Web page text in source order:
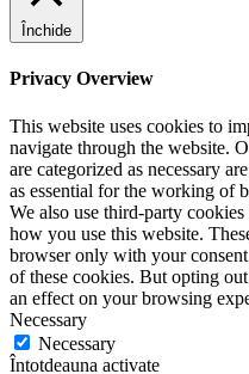
Închide
Privacy Overview
This website uses cookies to
navigate through the website.
are categorized as necessary
as essential for the working of
We also use third-party
how you use this website.
browser only with your
of these cookies. But opting
an effect on your browsing
Necessary
Necessary
Întotdeauna activate